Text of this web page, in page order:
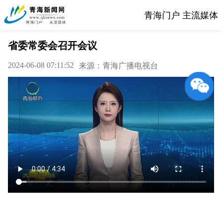
青海门户 主流媒体
省委常委会召开会议
2024-06-08 07:11:52 来源：青海广播电视台